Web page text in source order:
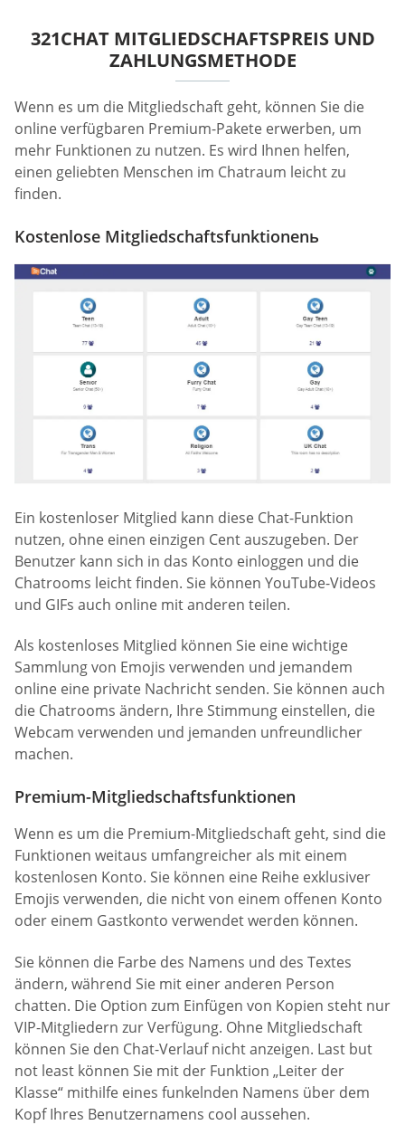
321CHAT MITGLIEDSCHAFTSPREIS UND
ZAHLUNGSMETHODE
Wenn es um die Mitgliedschaft geht, können Sie die
online verfügbaren Premium-Pakete erwerben, um
mehr Funktionen zu nutzen. Es wird Ihnen helfen,
einen geliebten Menschen im Chatraum leicht zu
finden.
Kostenlose Mitgliedschaftsfunktionenь
Ein kostenloser Mitglied kann diese Chat-Funktion
nutzen, ohne einen einzigen Cent auszugeben. Der
Benutzer kann sich in das Konto einloggen und die
Chatrooms leicht finden. Sie können YouTube-Videos
und GIFs auch online mit anderen teilen.
Als kostenloses Mitglied können Sie eine wichtige
Sammlung von Emojis verwenden und jemandem
online eine private Nachricht senden. Sie können auch
die Chatrooms ändern, Ihre Stimmung einstellen, die
Webcam verwenden und jemanden unfreundlicher
machen.
Premium-Mitgliedschaftsfunktionen
Wenn es um die Premium-Mitgliedschaft geht, sind die
Funktionen weitaus umfangreicher als mit einem
kostenlosen Konto. Sie können eine Reihe exklusiver
Emojis verwenden, die nicht von einem offenen Konto
oder einem Gastkonto verwendet werden können.
Sie können die Farbe des Namens und des Textes
ändern, während Sie mit einer anderen Person
chatten. Die Option zum Einfügen von Kopien steht nur
VIP-Mitgliedern zur Verfügung. Ohne Mitgliedschaft
können Sie den Chat-Verlauf nicht anzeigen. Last but
not least können Sie mit der Funktion „Leiter der
Klasse“ mithilfe eines funkelnden Namens über dem
Kopf Ihres Benutzernamens cool aussehen.